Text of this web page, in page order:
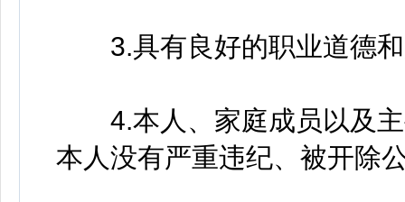
3.具有良好的职业道德和
4.本人、家庭成员以及主
本人没有严重违纪、被开除